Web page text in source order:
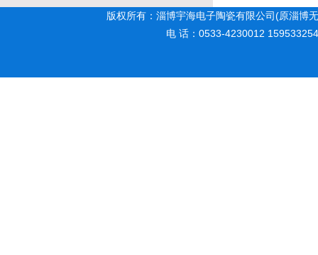
版权所有：淄博宇海电子陶瓷有限公司(原淄
电 话：0533-4230012